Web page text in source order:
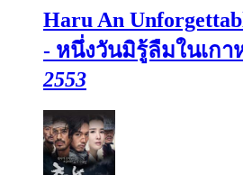
Haru An
- หนึ่งวันมิรู้ลืมในเกา
2553